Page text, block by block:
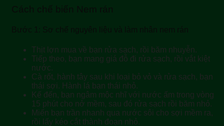
Cách chế biến Nem rán
Bước 1: Sơ chế nguyên liệu và làm nhân nem rán
Thịt lợn mua về bạn rửa sạch, rồi băm nhuyễn.
Tiếp theo, bạn mang giá đỗ đi rửa sạch, rồi vắt kiệt
nước.
Cà rốt, hành tây sau khi loại bỏ vỏ và rửa sạch, bạn
thái sợi. Hành lá bạn thái nhỏ.
Kế đến, bạn ngâm mộc nhĩ với nước ấm trong vòng
15 phút cho nở mềm, sau đó rửa sạch rồi băm nhỏ.
Miến bạn trần nhanh qua nước sôi cho sợi mềm ra,
rồi lấy kéo cắt thành đoạn nhỏ.